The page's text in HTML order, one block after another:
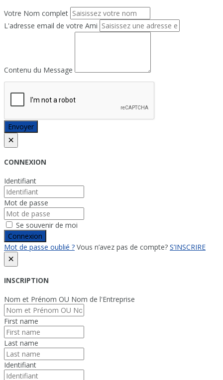
Votre Nom complet
L'adresse email de votre Ami
Contenu du Message
Envoyer
×
CONNEXION
Identifiant
Mot de passe
Se souvenir de moi
Connexion
Mot de passe oublié ? Vous n’avez pas de compte? S’INSCRIRE
×
INSCRIPTION
Nom et Prénom OU Nom de l'Entreprise
First name
Last name
Identifiant